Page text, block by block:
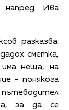
напред Ива
разказва:
сметка,
неща, на
– понякога
пътеводител
за да се